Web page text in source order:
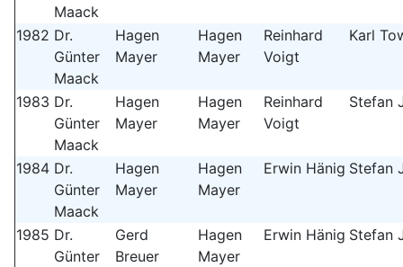
Maack
1982 Dr.
Günter
Maack
Hagen
Mayer
Hagen
Mayer
Reinhard
Voigt
Karl
1983 Dr.
Günter
Maack
Hagen
Mayer
Hagen
Mayer
Reinhard
Voigt
Stefan
1984 Dr.
Günter
Maack
Hagen
Mayer
Hagen
Mayer
Erwin Hänig Stefan
1985 Dr.
Günter
Gerd
Breuer
Hagen
Mayer
Erwin Hänig Stefan